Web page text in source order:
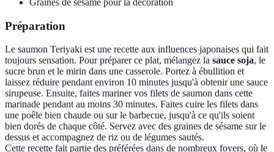
Préparation
Le saumon Teriyaki est une recette aux influences japonaises qui fait
toujours sensation. Pour préparer ce plat, mélangez la sauce soja, le
sucre brun et le mirin dans une casserole. Portez à ébullition et
laissez réduire pendant environ 10 minutes jusqu'à obtenir une sauce
sirupeuse. Ensuite, faites mariner vos filets de saumon dans cette
marinade pendant au moins 30 minutes. Faites cuire les filets dans
une poêle bien chaude ou sur le barbecue, jusqu'à ce qu'ils soient
bien dorés de chaque côté. Servez avec des graines de sésame sur le
dessus et accompagnez de riz ou de légumes sautés.
Cette recette fait partie des préférées dans de nombreux foyers, où le